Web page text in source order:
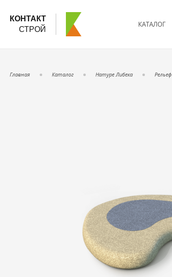
КОНТАКТ
СТРОЙ
КАТАЛОГ
Главная Каталог Натуре Либека Рельеф